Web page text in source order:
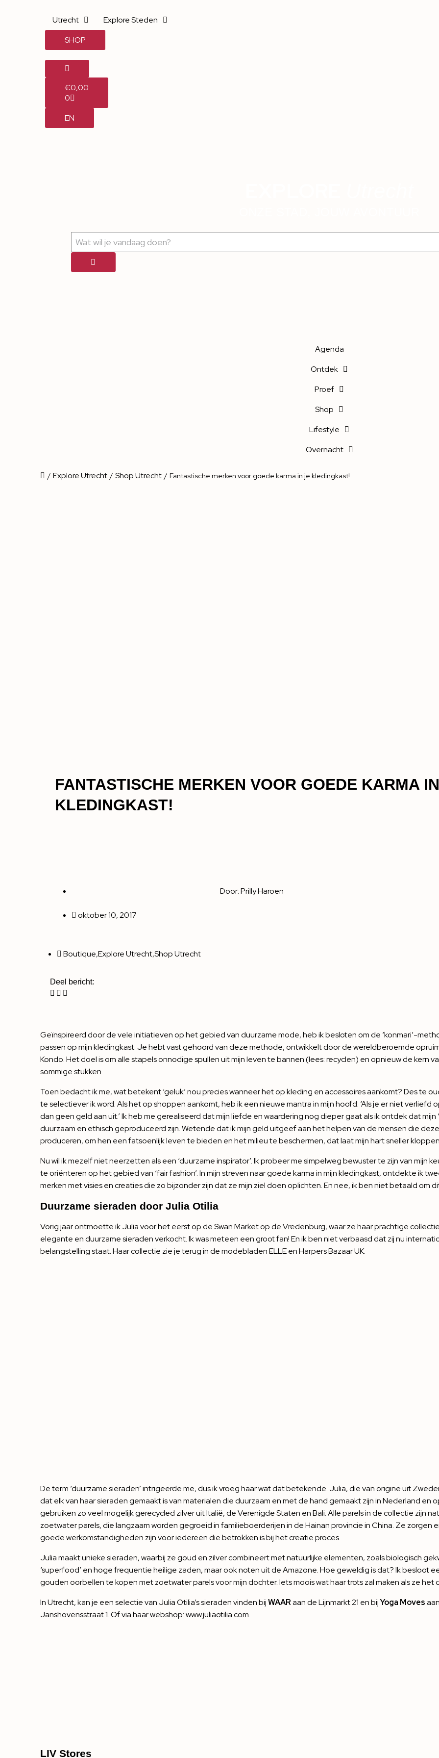
Utrecht
Explore Steden
SHOP
€0,00
0
EN
Agenda
Ontdek
Proef
Shop
Lifestyle
Overnacht
/ Explore Utrecht / Shop Utrecht / Fantastische merken voor goede karma in je kledingkast!
FANTASTISCHE MERKEN VOOR GOEDE KARMA
KLEDINGKAST!
Door:Prilly Haroen
oktober 10, 2017
Boutique,Explore Utrecht,Shop Utrecht
Deel bericht:
Geïnspireerd door de vele initiatieven op het gebied van duurzame mode, heb ik besloten om de ‘konmari’-
passen op mijn kledingkast. Je hebt vast gehoord van deze methode, ontwikkelt door de wereldberoemde
Kondo. Het doel is om alle stapels onnodige spullen uit mijn leven te bannen (lees: recyclen) en opnieuw de kern
sommige stukken.
Toen bedacht ik me, wat betekent ‘geluk’ nou precies wanneer het op kleding en accessoires aankomt? Des te
te selectiever ik word. Als het op shoppen aankomt, heb ik een nieuwe mantra in mijn hoofd: ‘Als je er niet verliefd
dan geen geld aan uit.’ Ik heb me gerealiseerd dat mijn liefde en waardering nog dieper gaat als ik ontdek dat mijn
duurzaam en ethisch geproduceerd zijn. Wetende dat ik mijn geld uitgeef aan het helpen van de mensen die
produceren, om hen een fatsoenlijk leven te bieden en het milieu te beschermen, dat laat mijn hart sneller
Nu wil ik mezelf niet neerzetten als een ‘duurzame inspirator’. Ik probeer me simpelweg bewuster te zijn van mijn
te oriënteren op het gebied van ‘fair fashion’. In mijn streven naar goede karma in mijn kledingkast, ontdekte ik
merken met visies en creaties die zo bijzonder zijn dat ze mijn ziel doen oplichten. En nee, ik ben niet betaald om
Duurzame sieraden door Julia Otilia
Vorig jaar ontmoette ik Julia voor het eerst op de Swan Market op de Vredenburg, waar ze haar prachtige
elegante en duurzame sieraden verkocht. Ik was meteen een groot fan! En ik ben niet verbaasd dat zij nu
belangstelling staat. Haar collectie zie je terug in de modebladen ELLE en Harpers Bazaar UK.
De term ‘duurzame sieraden’ intrigeerde me, dus ik vroeg haar wat dat betekende. Julia, die van origine uit
dat elk van haar sieraden gemaakt is van materialen die duurzaam en met de hand gemaakt zijn in Nederland en
gebruiken zo veel mogelijk gerecycled zilver uit Italië, de Verenigde Staten en Bali. Alle parels in de collectie zijn
zoetwater parels, die langzaam worden gegroeid in familieboerderijen in de Hainan provincie in China. Ze zorgen
goede werkomstandigheden zijn voor iedereen die betrokken is bij het creatie proces.
Julia maakt unieke sieraden, waarbij ze goud en zilver combineert met natuurlijke elementen, zoals biologisch
‘superfood’ en hoge frequentie heilige zaden, maar ook noten uit de Amazone. Hoe geweldig is dat? Ik besloot
gouden oorbellen te kopen met zoetwater parels voor mijn dochter. Iets moois wat haar trots zal maken als ze het
In Utrecht, kan je een selectie van Julia Otilia’s sieraden vinden bijWAARaan de Lijnmarkt 21 en bijYoga Moves
Janshovensstraat 1. Of via haar webshop:www.juliaotilia.com.
LIV Stores